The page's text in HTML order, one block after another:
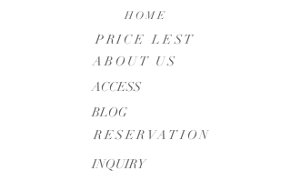
HOME
PRICE LEST
ABOUT US
​ACCESS
BLOG
RESERVATION
INQUIRY